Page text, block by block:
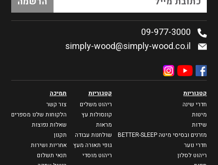
09-977-3000
simply-wood@simply-wood.co.il
קטגוריות
חדרי שינה
מיטות
שידות
מזרנים ובסיסי מיטה BETTER-SLEEP
חדרי נוער
ריהוט לסלון
קטגוריות
ריהוט משלים
קונסולות עץ
מראות
שולחנות עבודה
גופי תאורה מעץ
ריהוט מוסדי
תמיכה
צור קשר
הלקוחות שלנו מספרים
שאלות נפוצות
תקנון
אחריות ושירות
תנאי תשלום